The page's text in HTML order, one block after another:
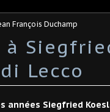
François Duchamp
à
Lecco
années Siegfried